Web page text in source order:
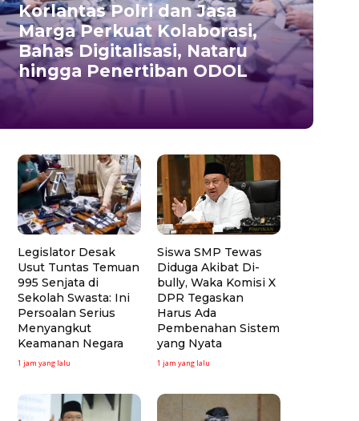
Korlantas Polri dan Jasa
Marga Perkuat Kolaborasi,
Bahas Digitalisasi, Nataru
hingga Penertiban ODOL
Legislator Desak
Usut Tuntas Temuan
995 Senjata di
Sekolah Swasta: Ini
Persoalan Serius
Menyangkut
Keamanan Negara
1 jam yang lalu
Siswa SMP Tewas
Diduga Akibat Di-
bully, Waka Komisi X
DPR Tegaskan
Harus Ada
Pembenahan Sistem
yang Nyata
1 jam yang lalu